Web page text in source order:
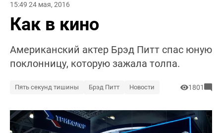
15:49 24 мая, 2016
Как в кино
Американский актер Брэд Питт спас юную
поклонницу, которую зажала толпа.
Пять секунд тишины Брэд Питт Новости 1801